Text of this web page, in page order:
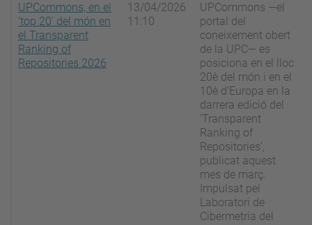
UPCommons, en el
‘top 20’ del món en
el Transparent
Ranking of
Repositories 2026
13/04/2026
11:10
UPCommons —el
portal del
coneixement obert
de la UPC— es
posiciona en el lloc
20è del món i en el
10è d’Europa en la
darrera edició del
‘Transparent
Ranking of
Repositories’,
publicat aquest
mes de març.
Impulsat pel
Laboratori de
Cibermetria del